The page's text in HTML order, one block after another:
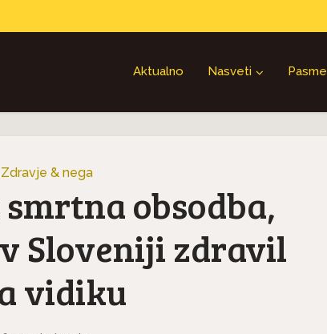
Aktualno Nasveti Pasme
Zdravje & nega
obsodba,
Sloveniji zdravil
vidiku